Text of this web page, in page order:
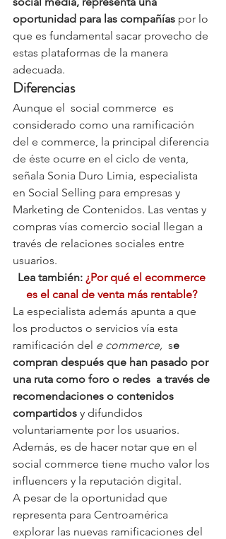
oportunidad para las compañías por lo
que es fundamental sacar provecho de
estas plataformas de la manera
adecuada.
Diferencias
Aunque el  social commerce  es
considerado como una ramificación
del e commerce, la principal diferencia
de éste ocurre en el ciclo de venta,
señala Sonia Duro Limia, especialista
en Social Selling para empresas y
Marketing de Contenidos. Las ventas y
compras vías comercio social llegan a
través de relaciones sociales entre
usuarios.
Lea también: ¿Por qué el ecommerce
es el canal de venta más rentable?
La especialista además apunta a que
los productos o servicios vía esta
ramificación del e commerce, se
compran después que han pasado por
una ruta como foro o redes  a través de
recomendaciones o contenidos
compartidos y difundidos
voluntariamente por los usuarios.
Además, es de hacer notar que en el
social commerce tiene mucho valor los
influencers y la reputación digital.
A pesar de la oportunidad que
representa para Centroamérica
explorar las nuevas ramificaciones del